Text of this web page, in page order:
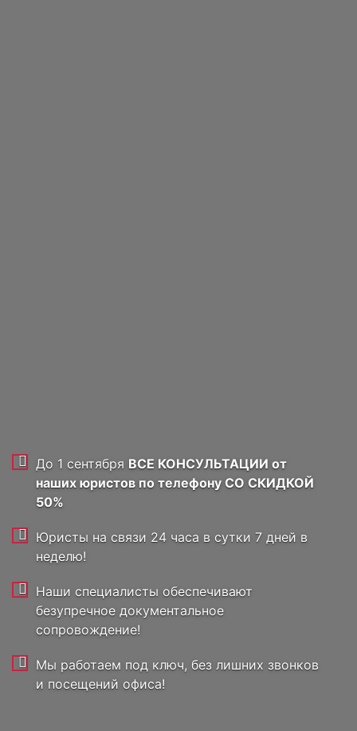
До 1 сентября ВСЕ КОНСУЛЬТАЦИИ от
наших юристов по телефону СО СКИДКОЙ
50%
Юристы на связи 24 часа в сутки 7 дней в
неделю!
Наши специалисты обеспечивают
безупречное документальное
сопровождение!
Мы работаем под ключ, без лишних звонков
и посещений офиса!